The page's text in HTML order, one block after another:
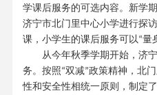
学课后服务的可选内容。新学期
济宁市北门里中心小学进行探
课，小学生的课后服务可以“量
从今年秋季学期开始，济
务。按照“双减”政策精神，北
性和安全性相统一原则，制定了